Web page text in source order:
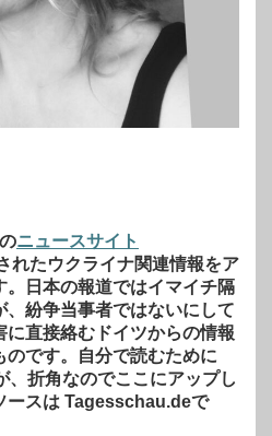
のニュースサイト
れたウクライナ関連情報をア
。日本の報道ではイマイチ隔
紛争当事者ではないにして
に直接絡むドイツからの情報
のです。自分で読むために
、折角なのでここにアップし
ースは Tagesschau.deで